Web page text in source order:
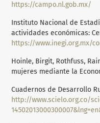
https://campo.nl.gob.mx/
Instituto Nacional de
actividades económicas:
https://www.inegi.org.mx/
Hoinle, Birgit, Rothfuss,
mujeres mediante la
Cuadernos de Desarrollo
http://www.scielo.org.co/